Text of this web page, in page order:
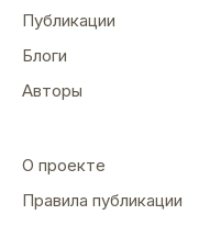
Публикации
Блоги
Авторы
О проекте
Правила публикации